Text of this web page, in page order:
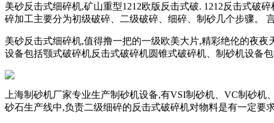
美砂反击式细碎机,矿山重型1212欧版反击式破. 1212反击式破
碎加工主要分为初级破碎、二级破碎、细碎、制砂几个步骤。
美砂反击式细碎机,值得撸一把的一级欧美大片,精彩绝伦的夜
设备包括颚式破碎机反击式破碎机圆锥式破碎机、制砂机设备
上海制砂机厂家专业生产制砂机设备,有VSI制砂机、VC制砂
砂石生产线中,负责二级细碎的反击式破碎机对物料是有一定要